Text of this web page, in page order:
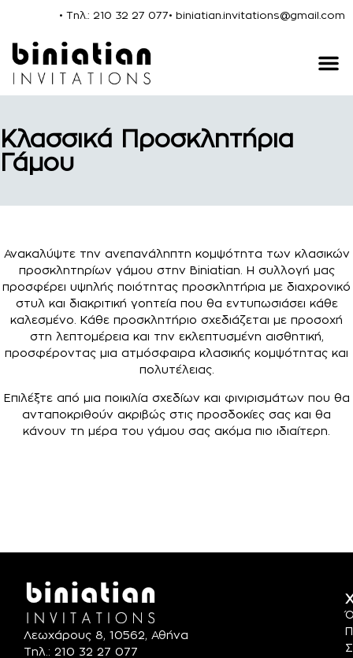
• Τηλ.: 210 32 27 077• biniatian.invitations@gmail.com
Κλασσικά Προσκλητήρια
Γάμου
Ανακαλύψτε την ανεπανάληπτη κομψότητα των κλασικών
προσκλητηρίων γάμου στην Biniatian. Η συλλογή μας
προσφέρει υψηλής ποιότητας προσκλητήρια με διαχρονικό
στυλ και διακριτική γοητεία που θα εντυπωσιάσει κάθε
καλεσμένο. Κάθε προσκλητήριο σχεδιάζεται με προσοχή
στη λεπτομέρεια και την εκλεπτυσμένη αισθητική,
προσφέροντας μια ατμόσφαιρα κλασικής κομψότητας και
πολυτέλειας.
Επιλέξτε από μια ποικιλία σχεδίων και φινιρισμάτων που θα
ανταποκριθούν ακριβώς στις προσδοκίες σας και θα
κάνουν τη μέρα του γάμου σας ακόμα πιο ιδιαίτερη.
Λεωχάρους 8, 10562, Αθήνα
Τηλ.: 210 32 27 077